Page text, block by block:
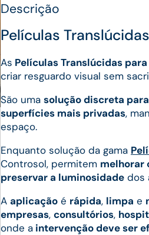
Descrição
Películas
As Películas Translúcidas
criar resguardo visual sem
São uma solução discreta
superfícies mais privadas,
espaço.
Enquanto solução da gama
Controsol, permitem melhorar
preservar a luminosidade dos
A aplicação é rápida, limpa e
empresas, consultórios,
onde a intervenção deve ser